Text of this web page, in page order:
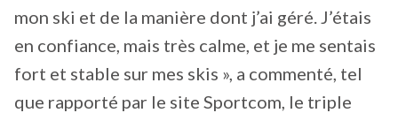
mon ski et de la manière dont j’ai géré. J’étais
en confiance, mais très calme, et je me sentais
fort et stable sur mes skis », a commenté, tel
que rapporté par le site Sportcom, le triple